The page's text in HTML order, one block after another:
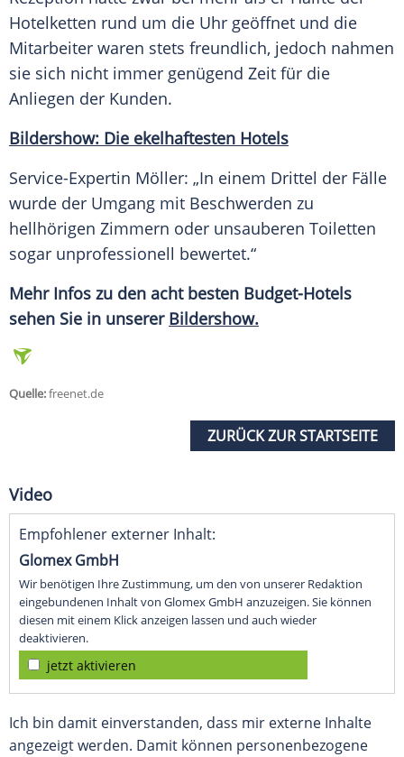
Hotelketten rund um die Uhr geöffnet und die
Mitarbeiter waren stets freundlich, jedoch nahmen
sie sich nicht immer genügend Zeit für die
Anliegen der Kunden.
Bildershow: Die ekelhaftesten Hotels
Service-Expertin Möller: „In einem Drittel der Fälle
wurde der Umgang mit Beschwerden zu
hellhörigen Zimmern oder unsauberen Toiletten
sogar unprofessionell bewertet.“
Mehr Infos zu den acht besten Budget-Hotels
sehen Sie in unserer Bildershow.
Quelle:freenet.de
ZURÜCK ZUR STARTSEITE
Video
Empfohlener externer Inhalt:
Glomex GmbH
Wir benötigen Ihre Zustimmung, um den von unserer Redaktion
eingebundenen Inhalt von Glomex GmbH anzuzeigen. Sie können
diesen mit einem Klick anzeigen lassen und auch wieder
deaktivieren.
jetzt aktivieren
Ich bin damit einverstanden, dass mir externe Inhalte
angezeigt werden. Damit können personenbezogene